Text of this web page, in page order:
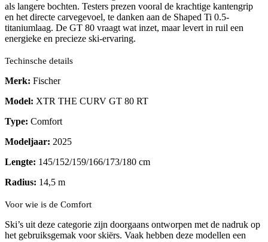
als langere bochten. Testers prezen vooral de krachtige kantengrip
en het directe carvegevoel, te danken aan de Shaped Ti 0.5-
titaniumlaag. De GT 80 vraagt wat inzet, maar levert in ruil een
energieke en precieze ski-ervaring.
Techinsche details
Merk: Fischer
Model: XTR THE CURV GT 80 RT
Type: Comfort
Modeljaar: 2025
Lengte: 145/152/159/166/173/180 cm
Radius: 14,5 m
Voor wie is de Comfort
Ski’s uit deze categorie zijn doorgaans ontworpen met de nadruk op
het gebruiksgemak voor skiërs. Vaak hebben deze modellen een